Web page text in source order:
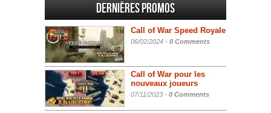
Dernières promos
Call of War Speed Royale
06/02/2024 - 0 Comments
Call of War pour les
nouveaux joueurs
07/11/2023 - 0 Comments